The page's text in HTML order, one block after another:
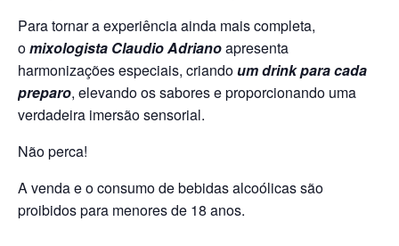
Para tornar a experiência ainda mais completa,
omixologista Claudio Adrianoapresenta
harmonizações especiais, criandoum drink para cada
preparo, elevando os sabores e proporcionando uma
verdadeira imersão sensorial.
Não perca!
A venda e o consumo de bebidas alcoólicas são
proibidos para menores de 18 anos.